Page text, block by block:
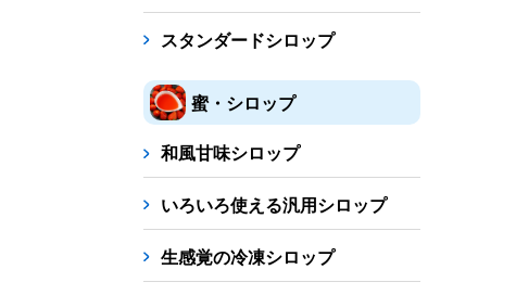
カップ・スプーン
紙カップ プラスチックカップ 発泡スチロールカップ
フローズンドリンク材料
シロップ 冷凍フルーツ ドリンクカップ・ストロー
備品
蜜かけシャワー・レードル
スタンダードシロップ
蜜・シロップ
和風甘味シロップ
いろいろ使える汎用シロップ
生感覚の冷凍シロップ